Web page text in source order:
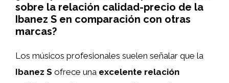
sobre la relación calidad-precio de la
Ibanez S en comparación con otras
marcas?
Los músicos profesionales suelen señalar que la
Ibanez S ofrece una excelente relación